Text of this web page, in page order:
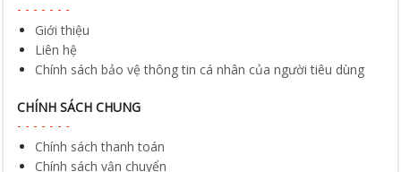
Giới thiệu
Liên hệ
Chính sách bảo vệ thông tin cá nhân của người tiêu dùng
CHÍNH SÁCH CHUNG
Chính sách thanh toán
Chính sách vận chuyển